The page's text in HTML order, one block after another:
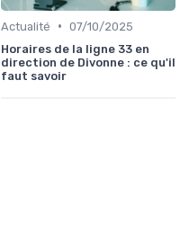
Actualité • 07/10/2025
Horaires de la ligne 33 en
direction de Divonne : ce qu'il
faut savoir